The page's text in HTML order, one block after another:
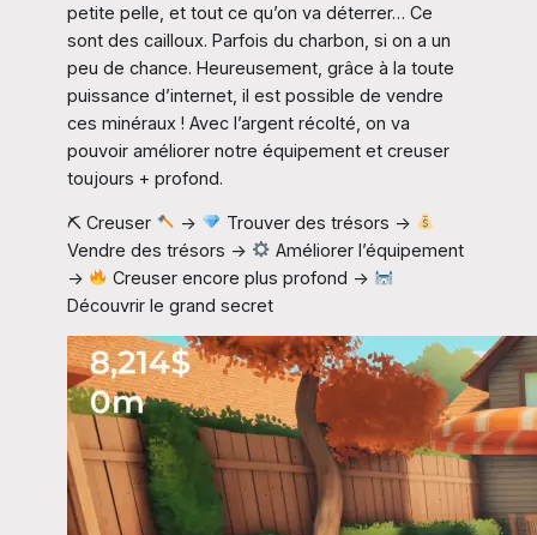
petite pelle, et tout ce qu’on va déterrer… Ce
sont des cailloux. Parfois du charbon, si on a un
peu de chance. Heureusement, grâce à la toute
puissance d’internet, il est possible de vendre
ces minéraux ! Avec l’argent récolté, on va
pouvoir améliorer notre équipement et creuser
toujours + profond.
⛏ Creuser →
Trouver des trésors →
Vendre des trésors →
Améliorer l’équipement
→
Creuser encore plus profond →
Découvrir le grand secret